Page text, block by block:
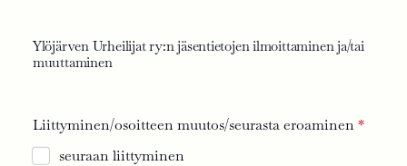
Ylöjärven Urheilijat ry:n jäsentietojen ilmoittaminen ja/tai
muuttaminen
Liittyminen/osoitteen muutos/seurasta eroaminen*
seuraan liittyminen